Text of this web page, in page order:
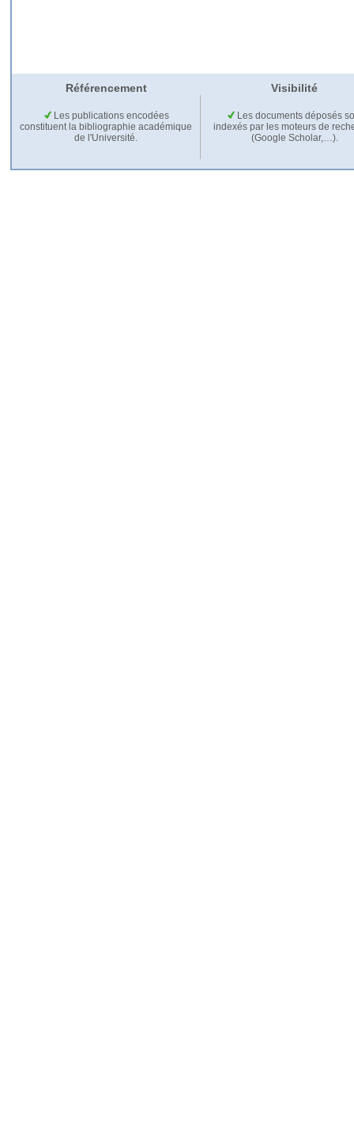
Référencement Visibilité
Les publications encodées
constituent la bibliographie académique
de l'Université.
Les documents déposés
indexés par les moteurs de
(Google Scholar,…).